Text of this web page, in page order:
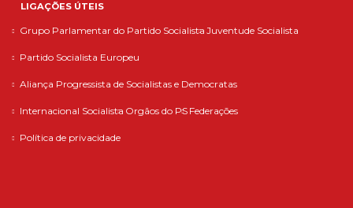
LIGAÇÕES ÚTEIS
Grupo Parlamentar do Partido Socialista Juventude Socialista
Partido Socialista Europeu
Aliança Progressista de Socialistas e Democratas
Internacional Socialista Orgãos do PS Federações
Política de privacidade